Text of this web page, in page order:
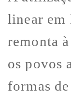
linear em
remonta
os povos
formas